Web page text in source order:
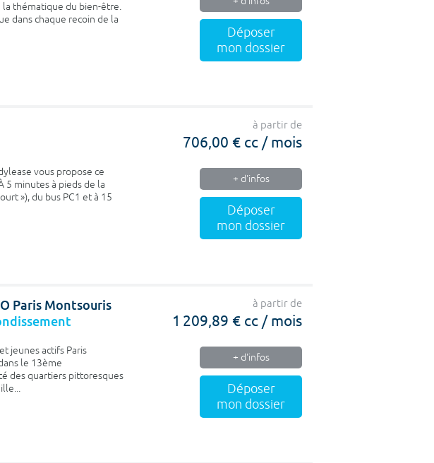
thématique du bien-être.
dans chaque recoin de la
Déposer
mon dossier
vous propose ce
5 minutes à pieds de la
»), du bus PC1 et à 15
à partir de
706,00 € cc / mois
+ d'infos
Déposer
mon dossier
Paris Montsouris
jeunes actifs Paris
le 13ème
des quartiers pittoresques
à partir de
1 209,89 € cc / mois
+ d'infos
Déposer
mon dossier